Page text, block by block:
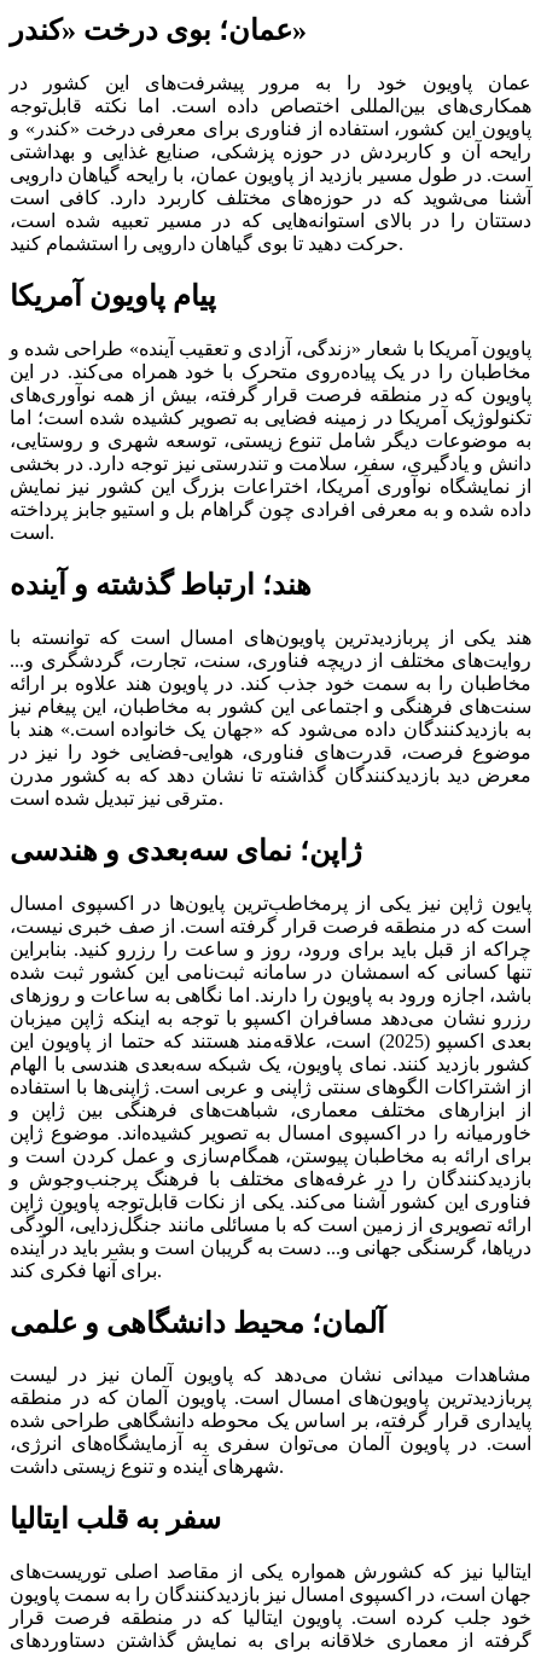
عمان؛ بوی درخت «کندر»
عمان پاویون خود را به مرور پیشرفت‌های این کشور در
همکاری‌های بین‌المللی اختصاص داده است. اما نکته قابل‌توجه
پاویون این کشور، استفاده از فناوری برای معرفی درخت «کندر» و
رایحه آن و کاربردش در حوزه پزشکی، صنایع غذایی و بهداشتی
است. در طول مسیر بازدید از پاویون عمان، با رایحه گیاهان دارویی
آشنا می‌شوید که در حوزه‌های مختلف کاربرد دارد. کافی است
دستتان را در بالای استوانه‌هایی که در مسیر تعبیه شده است،
حرکت دهید تا بوی گیاهان دارویی را استشمام کنید.
پیام پاویون آمریکا
پاویون آمریکا با شعار «زندگی، آزادی و تعقیب آینده» طراحی شده و
مخاطبان را در یک پیاده‌روی متحرک با خود همراه می‌کند. در این
پاویون که در منطقه فرصت قرار گرفته، بیش از همه نوآوری‌های
تکنولوژیک آمریکا در زمینه فضایی به تصویر کشیده شده است؛ اما
به موضوعات دیگر شامل تنوع زیستی، توسعه شهری و روستایی،
دانش و یادگیری، سفر، سلامت و تندرستی نیز توجه دارد. در بخشی
از نمایشگاه نوآوری آمریکا، اختراعات بزرگ این کشور نیز نمایش
داده شده و به معرفی افرادی چون گراهام بل و استیو جابز پرداخته
است.
هند؛ ارتباط گذشته و آینده
هند یکی از پربازدیدترین پاویون‌های امسال است که توانسته با
روایت‌های مختلف از دریچه فناوری، سنت، تجارت، گردشگری و...
مخاطبان را به سمت خود جذب کند. در پاویون هند علاوه بر ارائه
سنت‌های فرهنگی و اجتماعی این کشور به مخاطبان، این پیغام نیز
به بازدیدکنندگان داده می‌شود که «جهان یک خانواده است.» هند با
موضوع فرصت، قدرت‌های فناوری، هوایی-فضایی خود را نیز در
معرض دید بازدیدکنندگان گذاشته تا نشان دهد که به کشور مدرن
مترقی نیز تبدیل شده است.
ژاپن؛ نمای سه‌بعدی و هندسی
پایون ژاپن نیز یکی از پرمخاطب‌‌‌ترین پایون‌ها در اکسپوی امسال
است که در منطقه فرصت قرار گرفته است. از صف خبری نیست،
چراکه از قبل باید برای ورود، روز و ساعت را رزرو کنید. بنابراین
تنها کسانی که اسمشان در سامانه ثبت‌نامی این کشور ثبت شده
باشد، اجازه ورود به پاویون را دارند. اما نگاهی به ساعات و روزهای
رزرو نشان می‌دهد مسافران اکسپو با توجه به اینکه ژاپن میزبان
بعدی اکسپو (2025) است، علاقه‌مند هستند که حتما از پاویون این
کشور بازدید کنند. نمای پاویون، یک شبکه سه‌بعدی هندسی با الهام
از اشتراکات الگوهای سنتی ژاپنی و عربی است. ژاپنی‌ها با استفاده
از ابزارهای مختلف معماری، شباهت‌های فرهنگی بین ژاپن و
خاورمیانه را در اکسپوی امسال به تصویر کشیده‌اند. موضوع ژاپن
برای ارائه به مخاطبان پیوستن، همگام‌سازی و عمل کردن است و
بازدیدکنندگان را در غرفه‌های مختلف با فرهنگ پرجنب‌وجوش و
فناوری این کشور آشنا می‌کند. یکی از نکات قابل‌توجه پاویون ژاپن
ارائه تصویری از زمین است که با مسائلی مانند جنگل‌‌‌زدایی، آلودگی
دریاها، گرسنگی جهانی و... دست به گریبان است و بشر باید در آینده
برای آنها فکری کند.
آلمان؛ محیط دانشگاهی و علمی
مشاهدات میدانی نشان می‌دهد که پاویون آلمان نیز در لیست
پربازدیدترین پاویون‌های امسال است. پاویون آلمان که در منطقه
پایداری قرار گرفته، بر اساس یک محوطه دانشگاهی طراحی شده
است. در پاویون آلمان می‌توان سفری به آزمایشگاه‌های انرژی،
شهرهای آینده و تنوع زیستی داشت.
سفر به قلب ایتالیا
ایتالیا نیز که کشورش همواره یکی از مقاصد اصلی توریست‌های
جهان است، در اکسپوی امسال نیز بازدیدکنندگان را به سمت پاویون
خود جلب کرده است. پاویون ایتالیا که در منطقه فرصت قرار
گرفته از معماری خلاقانه برای به نمایش گذاشتن دستاوردهای